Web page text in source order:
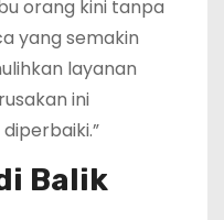
orang kini tanpa
yang semakin
layanan
ini
Balik